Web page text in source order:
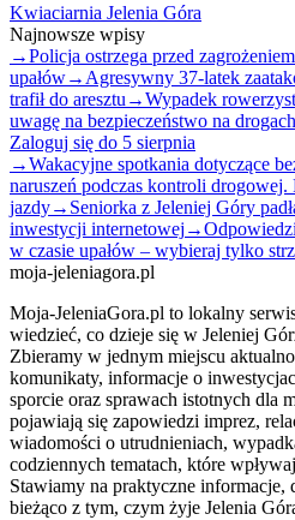
Kwiaciarnia Jelenia Góra
Najnowsze wpisy
→Policja ostrzega przed
upałów→ Agresywny 37-latek
trafił do aresztu →Wypadek
uwagę na bezpieczeństwo na drogach
Zaloguj się do 5 sierpnia
→Wakacyjne spotkania dotyczące
naruszeń podczas kontroli
jazdy→ Seniorka z Jeleniej Góry
inwestycji internetowej →
w czasie upałów – wybieraj tylko
moja-jeleniagora.pl
Moja-JeleniaGora.pl to lokalny
wiedzieć, co dzieje się w Jeleniej
Zbieramy w jednym miejscu
komunikaty, informacje o
sporcie oraz sprawach istotnych dla
pojawiają się zapowiedzi imprez,
wiadomości o utrudnieniach,
codziennych tematach, które
Stawiamy na praktyczne informacje,
bieżąco z tym, czym żyje Jelenia